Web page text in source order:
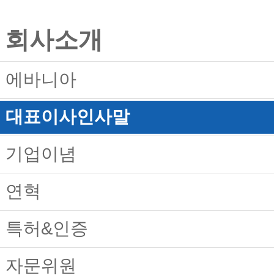
회사소개
에바니아
대표이사인사말
기업이념
연혁
특허&인증
자문위원